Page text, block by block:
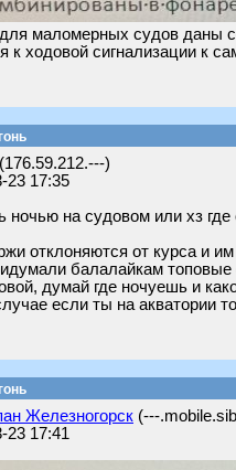
маломерных судов даны
к ходовой сигнализации к
(176.59.212.---)
17:35
ночью на судовом или хз
отклоняются от курса и
балалайкам топовые
думай где ночуешь и
если ты на акватории
Железногорск (---
17:41